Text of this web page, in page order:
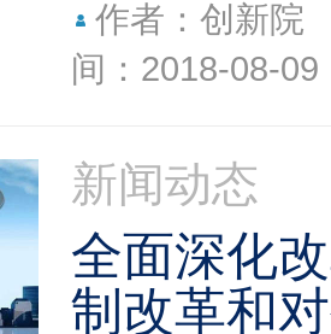
作者：创新院
间：2018-08-09
新闻动态
全面深化
制改革和